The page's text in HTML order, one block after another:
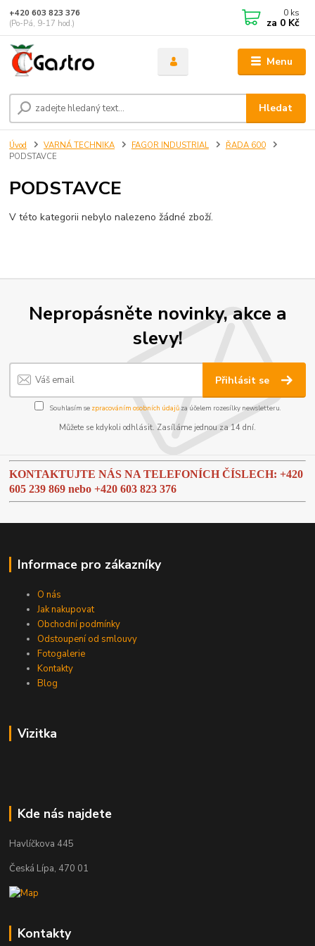
Menu
Hledat
+420 603 823 376
(Po-Pá, 9-17 hod.)
0 ks
za 0 Kč
Úvod VARNÁ TECHNIKA FAGOR INDUSTRIAL
ŘADA 600
PODSTAVCE
PODSTAVCE
V této kategorii nebylo nalezeno žádné zboží.
Nepropásněte novinky, akce a
slevy!
Přihlásit se
Souhlasím se zpracováním osobních údajůza účelem rozesílky newsletteru.
Můžete se kdykoli odhlásit. Zasíláme jednou za 14 dní.
KONTAKTUJTE NÁS NA TELEFONÍCH ČÍSLECH: +420
605 239 869 nebo+420 603 823 376
Informace pro zákazníky
O nás
Jak nakupovat
Obchodní podmínky
Odstoupení od smlouvy
Fotogalerie
Kontakty
Blog
Vizitka
Kde nás najdete
Havlíčkova 445
Česká Lípa, 470 01
Kontakty